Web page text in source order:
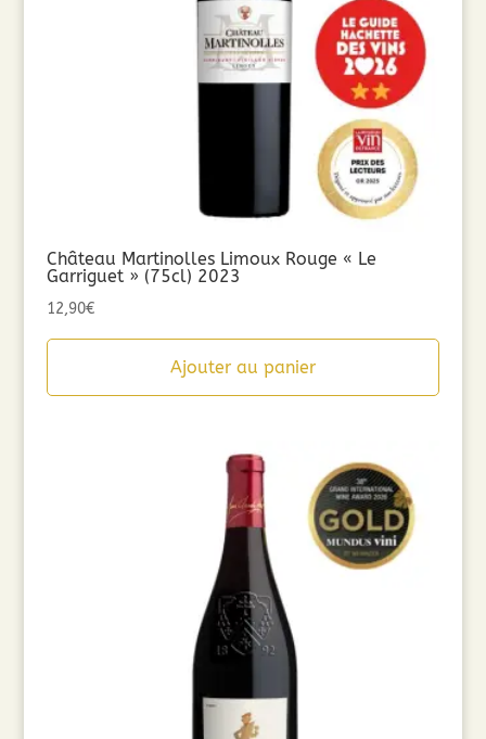
Château Martinolles Limoux Rouge « Le
Garriguet » (75cl) 2023
12,90€
Ajouter au panier